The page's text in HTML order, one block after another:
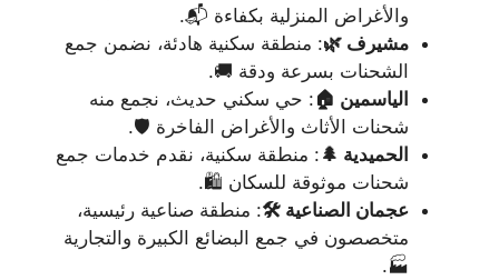
والأغراض المنزلية بكفاءة 📬.
مشيرف 🌿: منطقة سكنية هادئة، نضمن جمع
الشحنات بسرعة ودقة 🚚.
الياسمين 🏠 : حي سكني حديث، نجمع منه
شحنات الأثاث والأغراض الفاخرة 🛡️.
الحميدية 🌲 : منطقة سكنية، نقدم خدمات جمع
شحنات موثوقة للسكان 🛍️.
عجمان الصناعية 🛠️: منطقة صناعية رئيسية،
متخصصون في جمع البضائع الكبيرة والتجارية
🏭.